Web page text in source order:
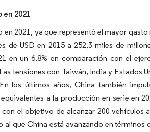
2021
2021, ya que representó el mayor
de USD en 2015 a 252,3 miles de
en un 6,8% en comparación con el
tensiones con Taiwán, India y Estados
los últimos años, China también
a la producción en serie en
el objetivo de alcanzar 200 vehículos
que China está avanzando en términos